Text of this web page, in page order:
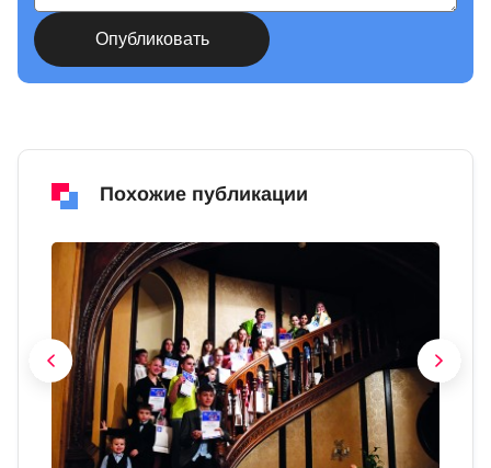
Похожие публикации